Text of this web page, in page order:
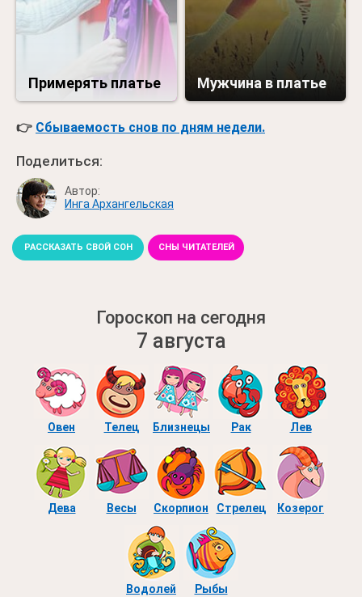
Примерять платье Мужчина в платье
👉 Сбываемость снов по дням недели.
Поделиться:
Автор:
Инга Архангельская
РАССКАЗАТЬ СВОЙ СОН СНЫ ЧИТАТЕЛЕЙ
Гороскоп на сегодня
7 августа
Овен Телец Близнецы Рак Лев
Дева Весы Скорпион Стрелец Козерог
Водолей Рыбы